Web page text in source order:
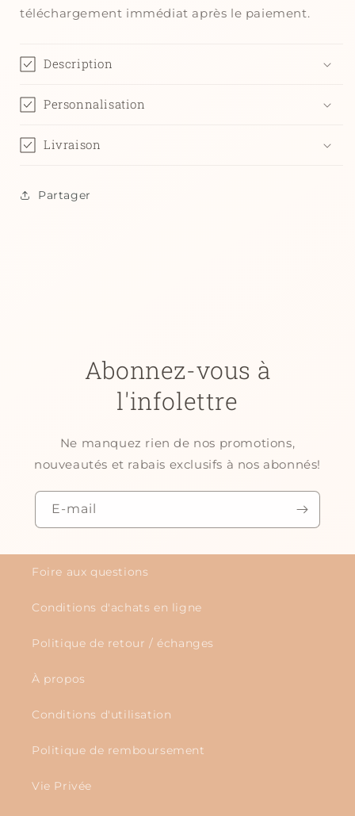
téléchargement immédiat après le paiement.
Description
Personnalisation
Livraison
Partager
Abonnez-vous à
l'infolettre
Ne manquez rien de nos promotions,
nouveautés et rabais exclusifs à nos abonnés!
E-mail
Foire aux questions
Conditions d'achats en ligne
Politique de retour / échanges
À propos
Conditions d'utilisation
Politique de remboursement
Vie Privée